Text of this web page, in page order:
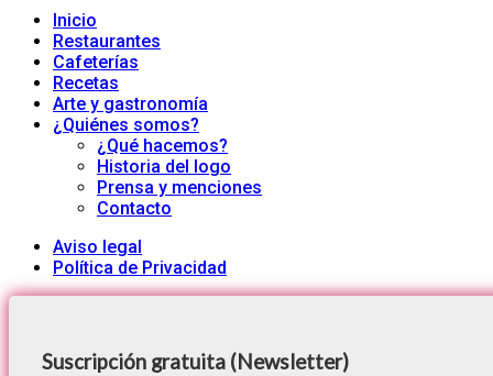
Inicio
Restaurantes
Cafeterías
Recetas
Arte y gastronomía
¿Quiénes somos?
¿Qué hacemos?
Historia del logo
Prensa y menciones
Contacto
Aviso legal
Política de Privacidad
Suscripción gratuita (Newsletter)